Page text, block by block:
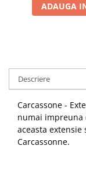
ADAUGA
Descriere
Carcassone -
numai impreuna
aceasta
Carcassonne.